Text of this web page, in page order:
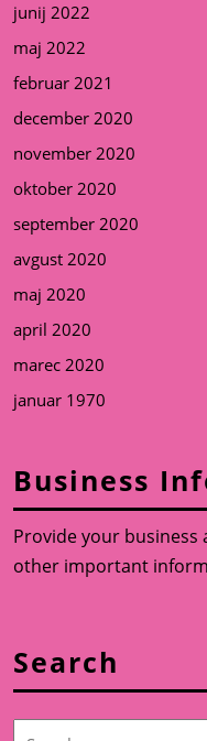
junij 2022
maj 2022
februar 2021
december 2020
november 2020
oktober 2020
september 2020
avgust 2020
maj 2020
april 2020
marec 2020
januar 1970
Business
Provide your business
other important
Search
Search